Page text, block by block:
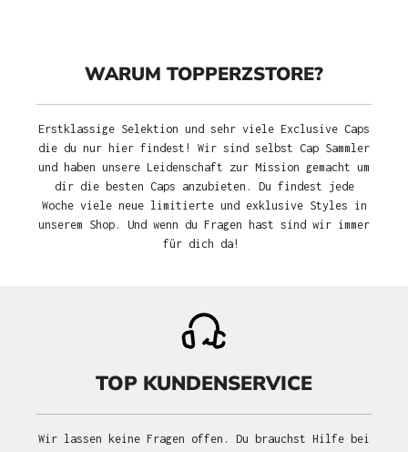
WARUM TOPPERZSTORE?
Erstklassige Selektion und sehr viele Exclusive Caps
die du nur hier findest! Wir sind selbst Cap Sammler
und haben unsere Leidenschaft zur Mission gemacht um
dir die besten Caps anzubieten. Du findest jede
Woche viele neue limitierte und exklusive Styles in
unserem Shop. Und wenn du Fragen hast sind wir immer
für dich da!
TOP KUNDENSERVICE
Wir lassen keine Fragen offen. Du brauchst Hilfe bei